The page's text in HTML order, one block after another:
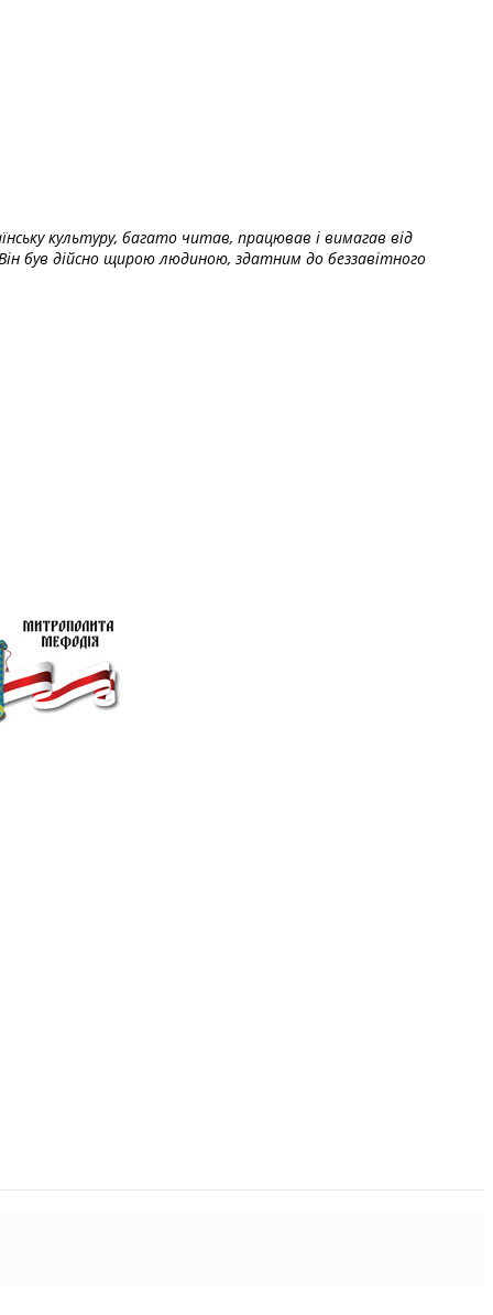
культуру, багато читав, працював і вимагав від
був дійсно щирою людиною, здатним до беззавітного